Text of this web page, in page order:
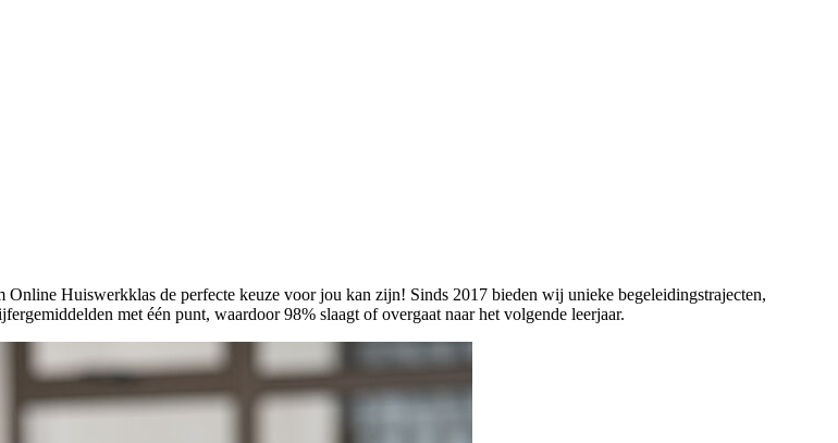
Huiswerkklas de perfecte keuze voor jou kan zijn! Sinds 2017 bieden wij unieke begeleidingstrajecten,
met één punt, waardoor 98% slaagt of overgaat naar het volgende leerjaar.